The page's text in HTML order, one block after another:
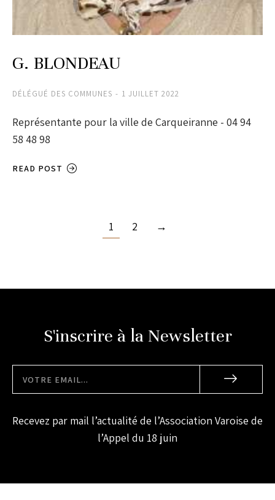
G. BLONDEAU
DÉLÉGUÉ DES COMMUNES 1 JUILLET 2022
Représentante pour la ville de Carqueiranne - 04 94
58 48 98
READ POST
1 2 →
S'inscrire à la Newsletter
Recevez par mail l’actualité de l’Association Varoise de
l’Appel du 18 juin